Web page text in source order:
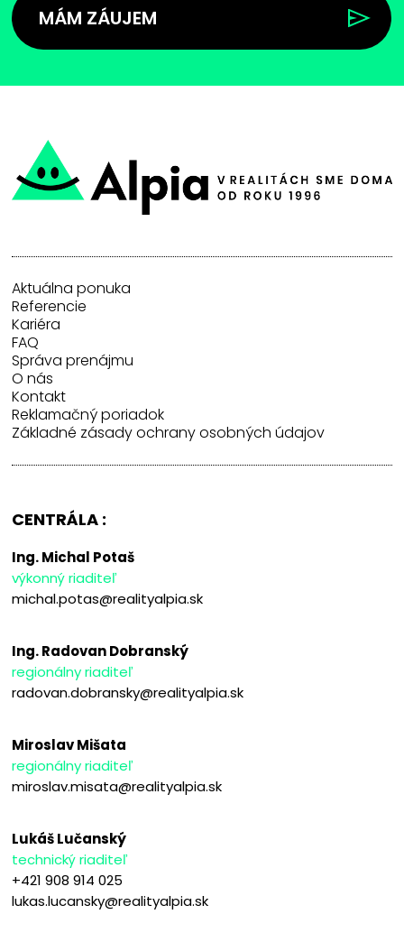
MÁM ZÁUJEM
Aktuálna ponuka
Referencie
Kariéra
FAQ
Správa prenájmu
O nás
Kontakt
Reklamačný poriadok
Základné zásady ochrany osobných údajov
CENTRÁLA :
Ing. Michal Potaš
výkonný riaditeľ
michal.potas@realityalpia.sk
Ing. Radovan Dobranský
regionálny riaditeľ
radovan.dobransky@realityalpia.sk
Miroslav Mišata
regionálny riaditeľ
miroslav.misata@realityalpia.sk
Lukáš Lučanský
technický riaditeľ
+421 908 914 025
lukas.lucansky@realityalpia.sk